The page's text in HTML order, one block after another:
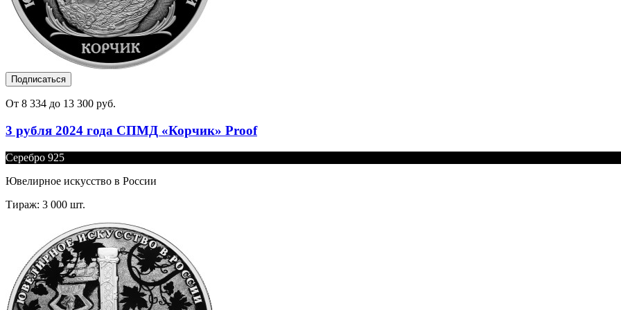
Подписаться
От 8 334 до 13 300 руб.
3 рубля 2024 года СПМД «Корчик» Proof
Серебро 925
Ювелирное искусство в России
Тираж: 3 000 шт.